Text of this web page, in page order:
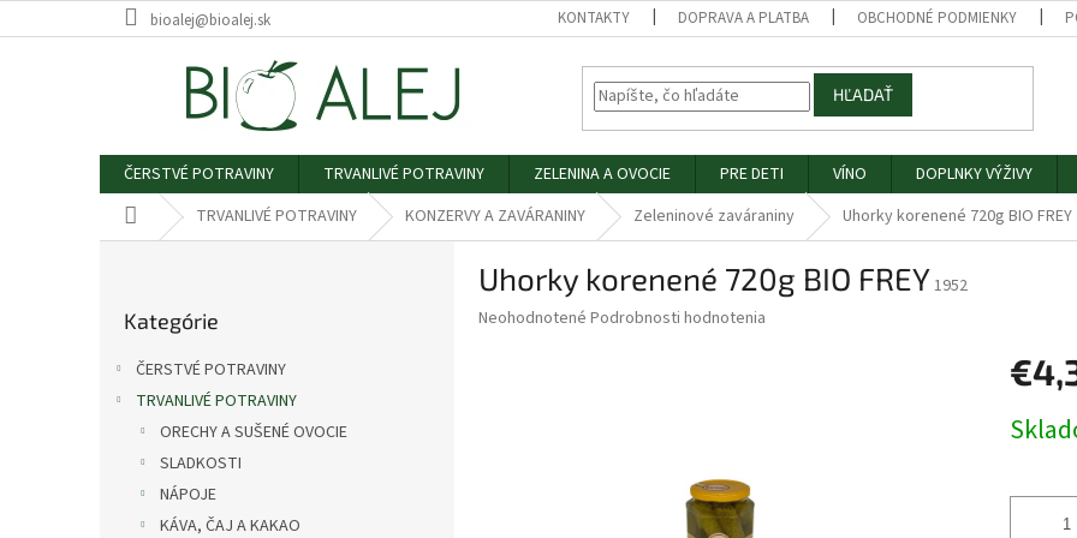
na
bioalej@bioalej.sk KONTAKTY DOPRAVA A PLATBA OBCHODNÉ PODMIENKY
HĽADAŤ
ČERSTVÉ POTRAVINY TRVANLIVÉ POTRAVINY ZELENINA A OVOCIE PRE DETI VÍNO DOPLNKY VÝŽIVY
Domov TRVANLIVÉ POTRAVINY KONZERVY A ZAVÁRANINY Zeleninové zaváraniny Uhorky korenené 720g BIO FREY
kategórie
Kategórie
ČERSTVÉ POTRAVINY
TRVANLIVÉ POTRAVINY
ORECHY A SUŠENÉ OVOCIE
SLADKOSTI
NÁPOJE
KÁVA, ČAJ A KAKAO
Uhorky korenené 720g BIO FREY1952
Priemerné
Neohodnotené Podrobnosti hodnotenia
cena: